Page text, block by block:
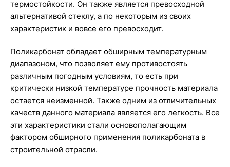
термостойкости. Он также является превосходной
альтернативой стеклу, а по некоторым из своих
характеристик и вовсе его превосходит.
Поликарбонат обладает обширным температурным
диапазоном, что позволяет ему противостоять
различным погодным условиям, то есть при
критически низкой температуре прочность материала
остается неизменной. Также одним из отличительных
качеств данного материала является его легкость. Все
эти характеристики стали основополагающим
фактором обширного применения поликарбоната в
строительной отрасли.